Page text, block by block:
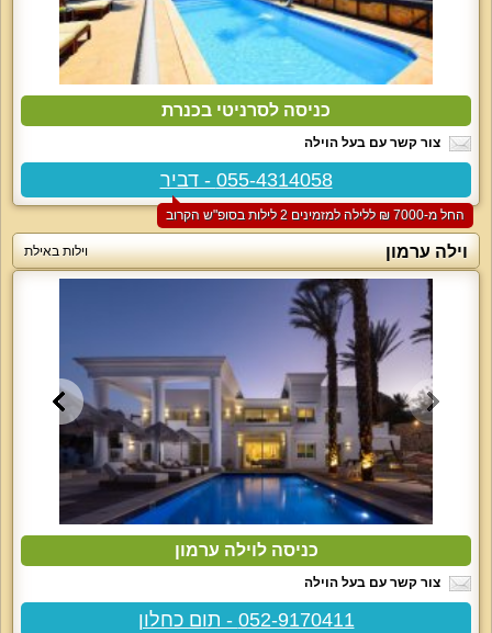
כניסה לסרניטי בכנרת
צור קשר עם בעל הוילה
055-4314058 - דביר
החל מ-‏7000 ₪ ללילה למזמינים 2 לילות בסופ"ש הקרוב
וילה ערמון וילות באילת
כניסה לוילה ערמון
צור קשר עם בעל הוילה
052-9170411 - תום כחלון